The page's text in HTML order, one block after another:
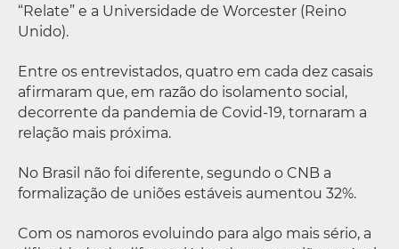
“Relate” e a Universidade de Worcester (Reino
Unido).
Entre os entrevistados, quatro em cada dez casais
afirmaram que, em razão do isolamento social,
decorrente da pandemia de Covid-19, tornaram a
relação mais próxima.
No Brasil não foi diferente, segundo o CNB a
formalização de uniões estáveis aumentou 32%.
Com os namoros evoluindo para algo mais sério, a